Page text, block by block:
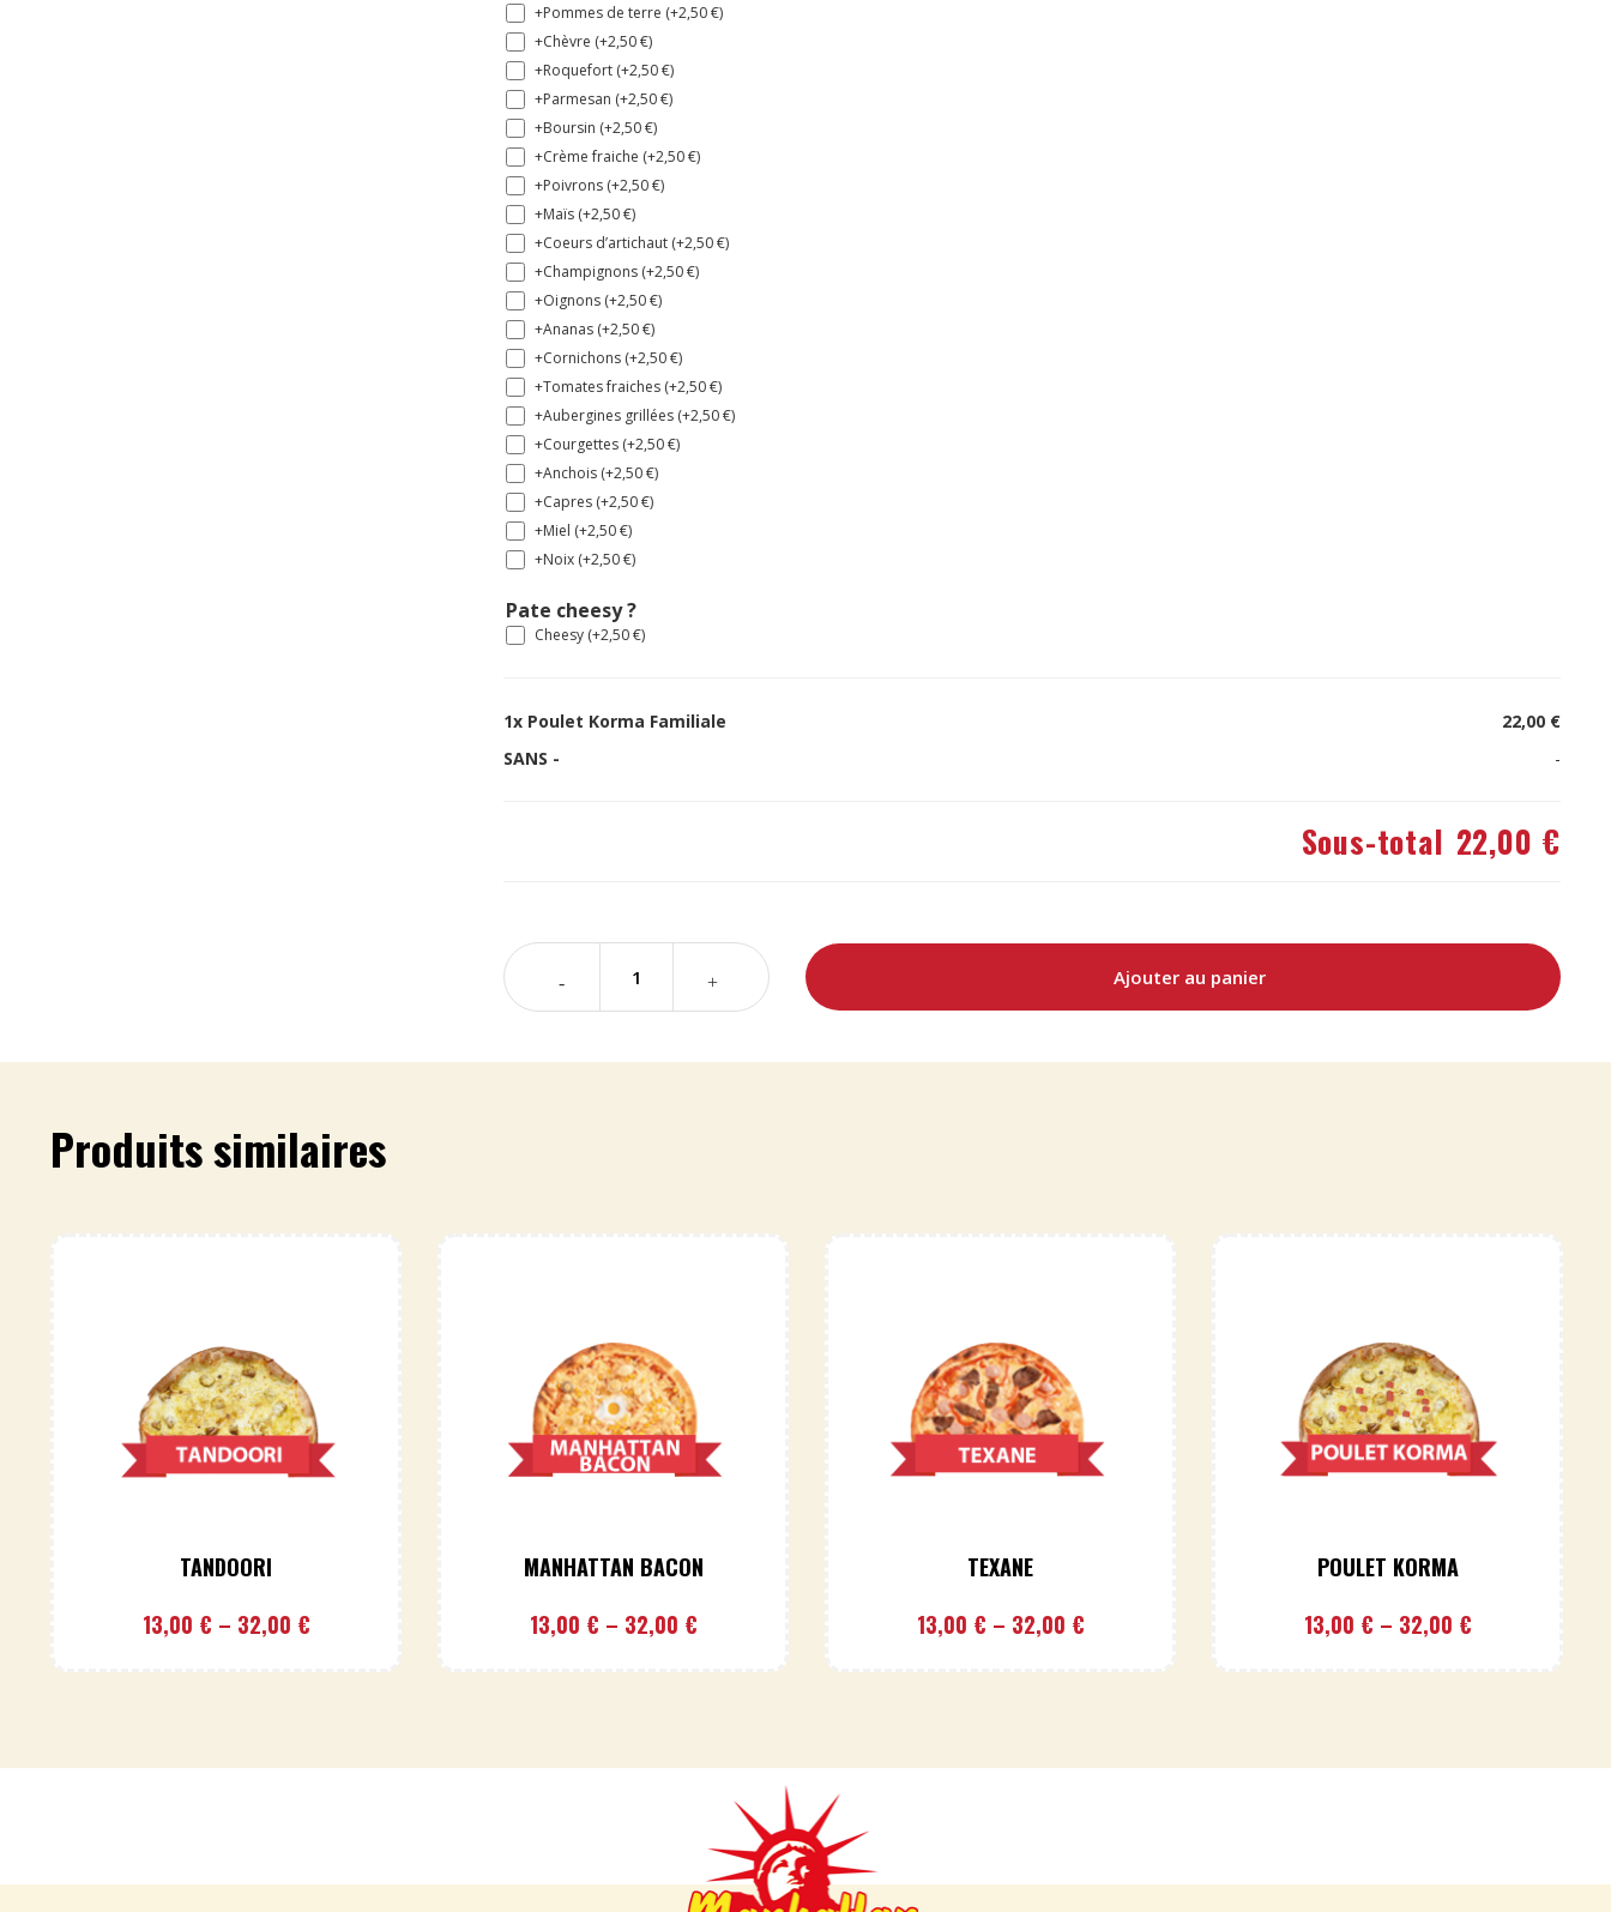
+Pommes de terre (+2,50€)
+Chèvre (+2,50€)
+Roquefort (+2,50€)
+Parmesan (+2,50€)
+Boursin (+2,50€)
+Crème fraiche (+2,50€)
+Poivrons (+2,50€)
+Maïs (+2,50€)
+Coeurs d’artichaut (+2,50€)
+Champignons (+2,50€)
+Oignons (+2,50€)
+Ananas (+2,50€)
+Cornichons (+2,50€)
+Tomates fraiches (+2,50€)
+Aubergines grillées (+2,50€)
+Courgettes (+2,50€)
+Anchois (+2,50€)
+Capres (+2,50€)
+Miel (+2,50€)
+Noix (+2,50€)
Pate cheesy ?
Cheesy (+2,50€)
1x Poulet Korma Familiale
22,00 €
SANS -
-
Sous-total 22,00 €
Ajouter au panier
Produits similaires
TANDOORI
13,00 € – 32,00 €
MANHATTAN BACON
13,00 € – 32,00 €
TEXANE
13,00 € – 32,00 €
POULET KORMA
13,00 € – 32,00 €